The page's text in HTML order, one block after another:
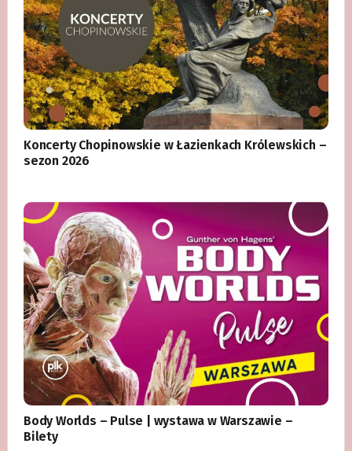
Koncerty Chopinowskie w Łazienkach Królewskich –
sezon 2026
Body Worlds – Pulse | wystawa w Warszawie –
Bilety